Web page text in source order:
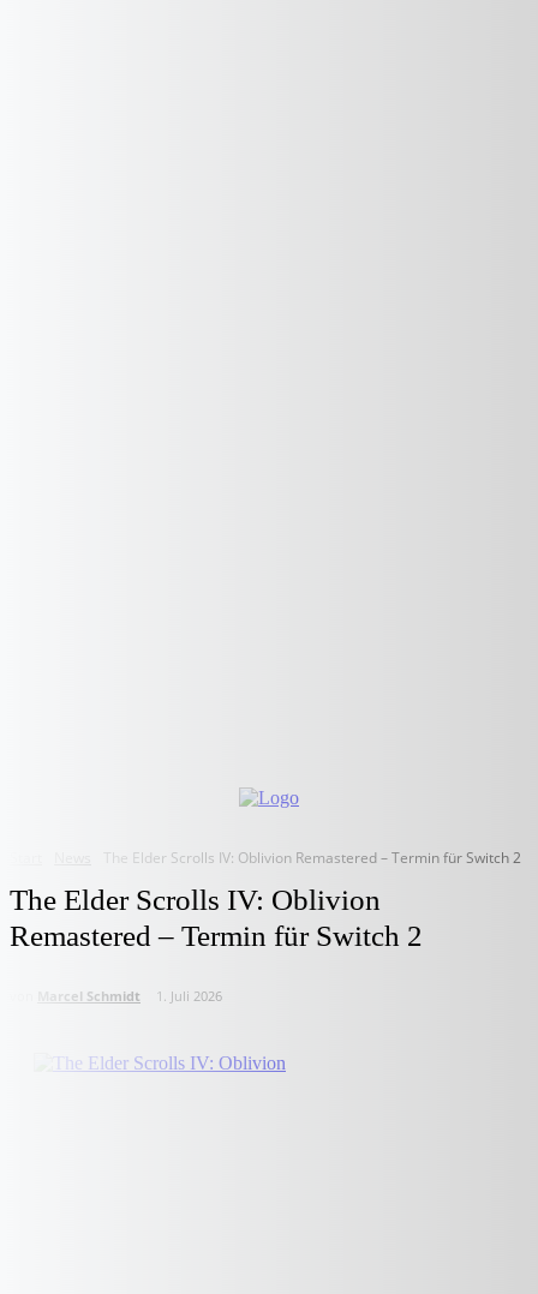
The Elder Scrolls IV: Oblivion Remastered – Termin für Switch 2
The Elder Scrolls IV: Oblivion
Remastered – Termin für Switch 2
Marcel Schmidt 1. Juli 2026